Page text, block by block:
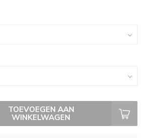
TOEVOEGEN AAN
WINKELWAGEN